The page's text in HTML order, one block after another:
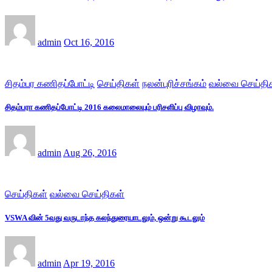
admin Oct 16, 2016
சிதம்பர கணிதப்போட்டி செய்திகள் நலன்புரிச்சங்கம் வல்வை
சிதம்பரா கணிதப்போட்டி 2016 கலைமாலையும் பரிசளிப்பு விழாவும்.
admin Aug 26, 2016
செய்திகள் வல்வை செய்திகள்
VSWA வின் 5வது வருடாந்த கலந்துரையாடலும், ஒன்று கூடலும்
admin Apr 19, 2016